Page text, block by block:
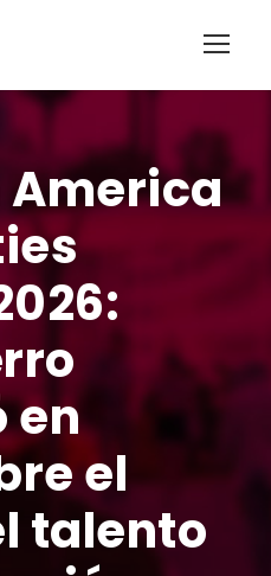
America
en
el
talento